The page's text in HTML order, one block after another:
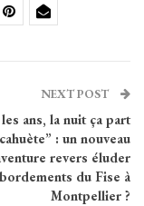
NEXT POST
ans, la nuit ça part
: un nouveau
revers éluder
du Fise à
Montpellier ?